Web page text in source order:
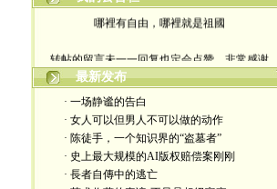
哪裡有自由，哪裡就是祖國
yimengling53@yahoo.com
有意收藏者请私信我，感谢一贯支持
政治转载不一定代表本人意见
最新发布
· 一场静谧的告白
· 女人可以但男人不可以做的动作
· 陈徒手，一个知识界的“盗墓者”
· 史上最大规模的AI版权赔偿案刚刚
· 長者自傳中的逃亡